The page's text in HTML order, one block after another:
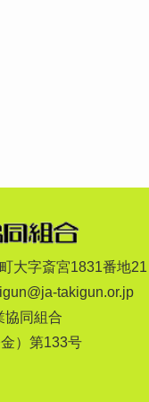
大字斎宮1831番地21
takigun.or.jp
同組合
）第133号